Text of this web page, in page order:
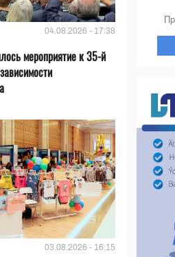
04.08.2026 - 17:38
мероприятие к 35-й
03.08.2026 - 16:15